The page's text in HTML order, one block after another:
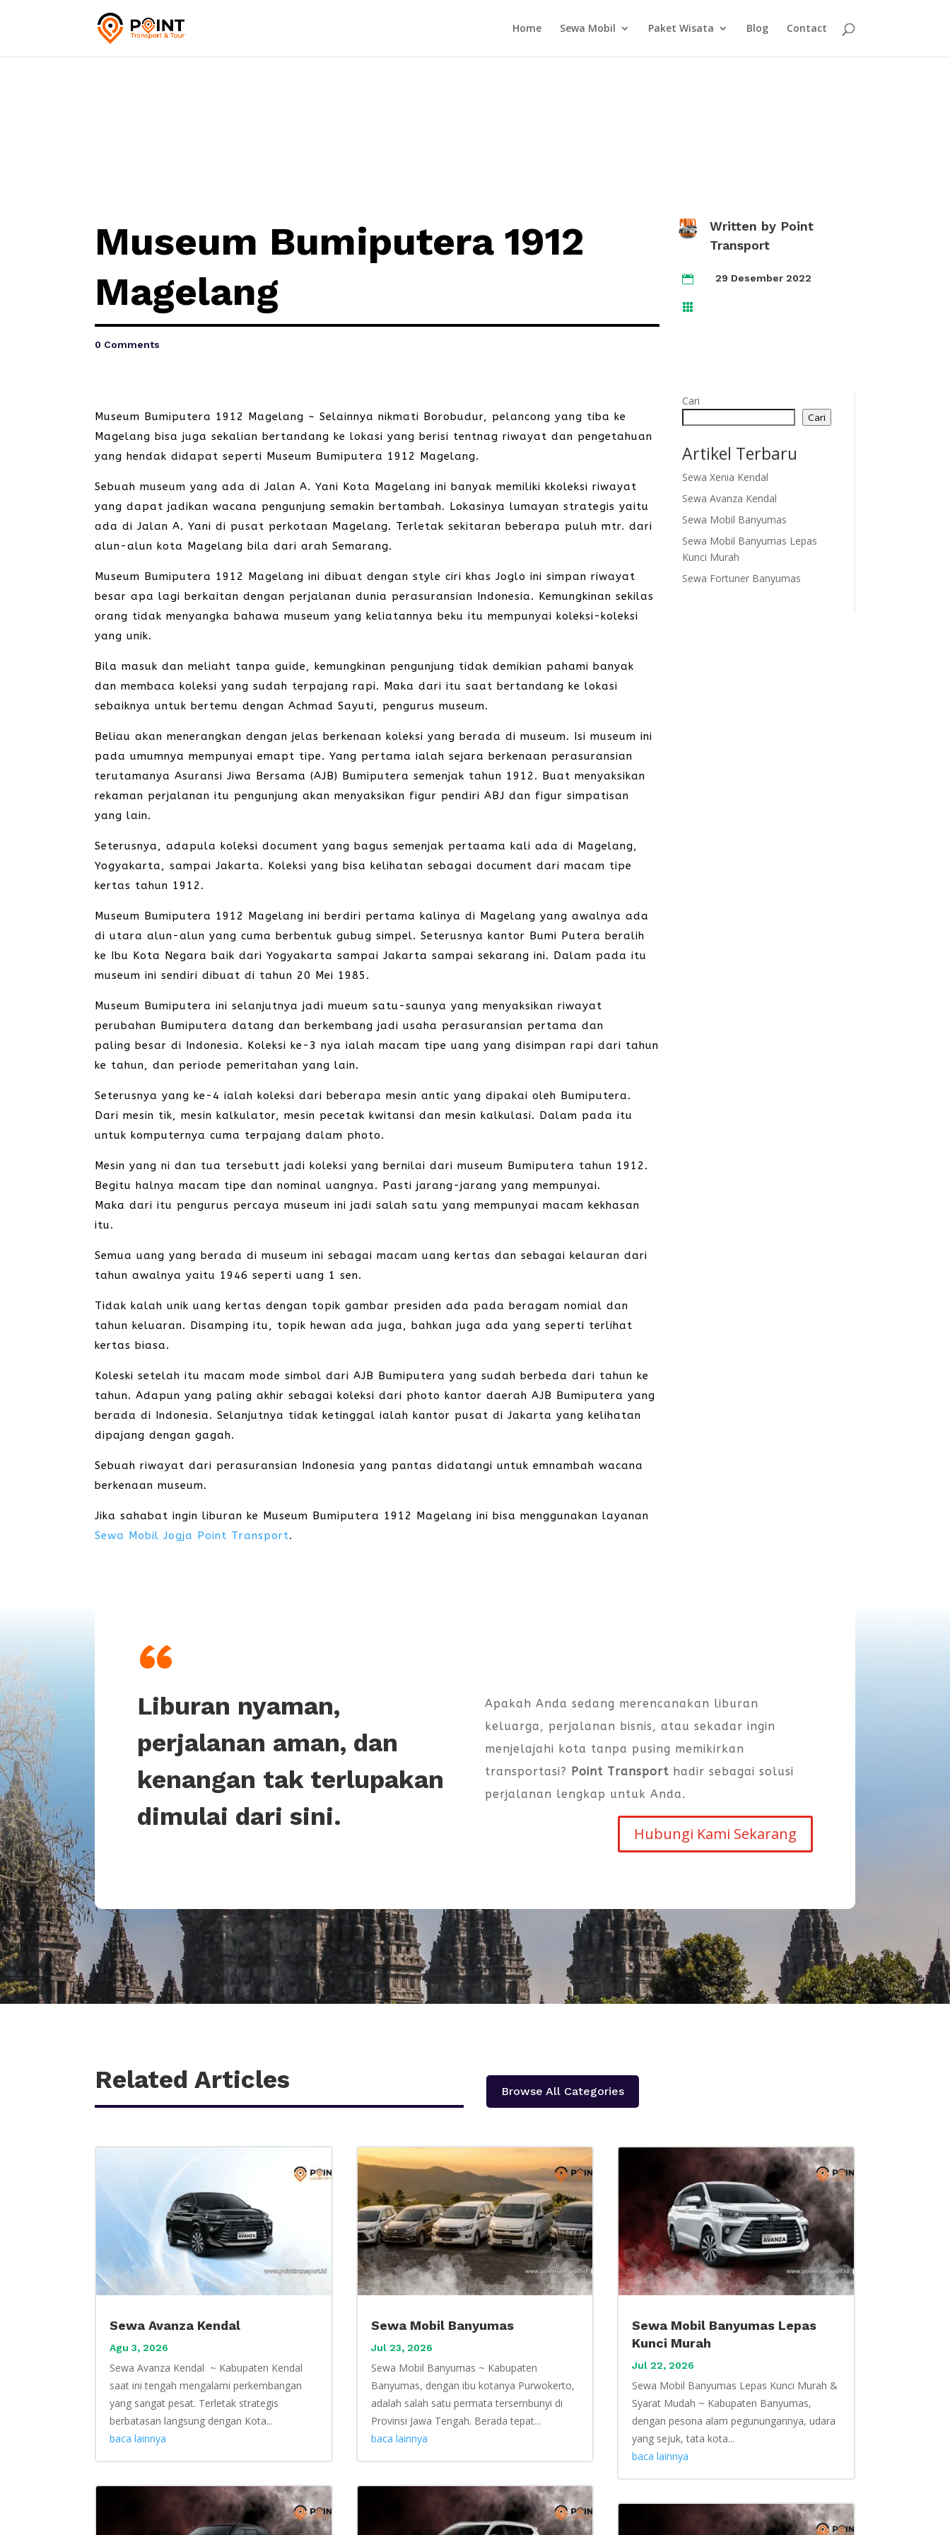
Home Sewa Mobil Paket Wisata Blog Contact
Museum Bumiputera 1912
Magelang
0 Comments
Written by Point
Transport
 29 Desember 2022

Museum Bumiputera 1912 Magelang ~ Selainnya nikmati Borobudur, pelancong yang tiba ke
Magelang bisa juga sekalian bertandang ke lokasi yang berisi tentnag riwayat dan pengetahuan
yang hendak didapat seperti Museum Bumiputera 1912 Magelang.
Sebuah museum yang ada di Jalan A. Yani Kota Magelang ini banyak memiliki kkoleksi riwayat
yang dapat jadikan wacana pengunjung semakin bertambah. Lokasinya lumayan strategis yaitu
ada di Jalan A. Yani di pusat perkotaan Magelang. Terletak sekitaran beberapa puluh mtr. dari
alun-alun kota Magelang bila dari arah Semarang.
Museum Bumiputera 1912 Magelang ini dibuat dengan style ciri khas Joglo ini simpan riwayat
besar apa lagi berkaitan dengan perjalanan dunia perasuransian Indonesia. Kemungkinan sekilas
orang tidak menyangka bahawa museum yang keliatannya beku itu mempunyai koleksi-koleksi
yang unik.
Bila masuk dan meliaht tanpa guide, kemungkinan pengunjung tidak demikian pahami banyak
dan membaca koleksi yang sudah terpajang rapi. Maka dari itu saat bertandang ke lokasi
sebaiknya untuk bertemu dengan Achmad Sayuti, pengurus museum.
Beliau akan menerangkan dengan jelas berkenaan koleksi yang berada di museum. Isi museum ini
pada umumnya mempunyai emapt tipe. Yang pertama ialah sejara berkenaan perasuransian
terutamanya Asuransi Jiwa Bersama (AJB) Bumiputera semenjak tahun 1912. Buat menyaksikan
rekaman perjalanan itu pengunjung akan menyaksikan figur pendiri ABJ dan figur simpatisan
yang lain.
Seterusnya, adapula koleksi document yang bagus semenjak pertaama kali ada di Magelang,
Yogyakarta, sampai Jakarta. Koleksi yang bisa kelihatan sebagai document dari macam tipe
kertas tahun 1912.
Museum Bumiputera 1912 Magelang ini berdiri pertama kalinya di Magelang yang awalnya ada
di utara alun-alun yang cuma berbentuk gubug simpel. Seterusnya kantor Bumi Putera beralih
ke Ibu Kota Negara baik dari Yogyakarta sampai Jakarta sampai sekarang ini. Dalam pada itu
museum ini sendiri dibuat di tahun 20 Mei 1985.
Museum Bumiputera ini selanjutnya jadi mueum satu-saunya yang menyaksikan riwayat
perubahan Bumiputera datang dan berkembang jadi usaha perasuransian pertama dan
paling besar di Indonesia. Koleksi ke-3 nya ialah macam tipe uang yang disimpan rapi dari tahun
ke tahun, dan periode pemeritahan yang lain.
Seterusnya yang ke-4 ialah koleksi dari beberapa mesin antic yang dipakai oleh Bumiputera.
Dari mesin tik, mesin kalkulator, mesin pecetak kwitansi dan mesin kalkulasi. Dalam pada itu
untuk komputernya cuma terpajang dalam photo.
Mesin yang ni dan tua tersebutt jadi koleksi yang bernilai dari museum Bumiputera tahun 1912.
Begitu halnya macam tipe dan nominal uangnya. Pasti jarang-jarang yang mempunyai.
Maka dari itu pengurus percaya museum ini jadi salah satu yang mempunyai macam kekhasan
itu.
Semua uang yang berada di museum ini sebagai macam uang kertas dan sebagai kelauran dari
tahun awalnya yaitu 1946 seperti uang 1 sen.
Tidak kalah unik uang kertas dengan topik gambar presiden ada pada beragam nomial dan
tahun keluaran. Disamping itu, topik hewan ada juga, bahkan juga ada yang seperti terlihat
kertas biasa.
Koleski setelah itu macam mode simbol dari AJB Bumiputera yang sudah berbeda dari tahun ke
tahun. Adapun yang paling akhir sebagai koleksi dari photo kantor daerah AJB Bumiputera yang
berada di Indonesia. Selanjutnya tidak ketinggal ialah kantor pusat di Jakarta yang kelihatan
dipajang dengan gagah.
Sebuah riwayat dari perasuransian Indonesia yang pantas didatangi untuk emnambah wacana
berkenaan museum.
Jika sahabat ingin liburan ke Museum Bumiputera 1912 Magelang ini bisa menggunakan layanan
Sewa Mobil Jogja Point Transport.
Cari
Cari
Artikel Terbaru
Sewa Xenia Kendal
Sewa Avanza Kendal
Sewa Mobil Banyumas
Sewa Mobil Banyumas Lepas
Kunci Murah
Sewa Fortuner Banyumas
“
Liburan nyaman,
perjalanan aman, dan
kenangan tak terlupakan
dimulai dari sini.
Apakah Anda sedang merencanakan liburan
keluarga, perjalanan bisnis, atau sekadar ingin
menjelajahi kota tanpa pusing memikirkan
transportasi? Point Transport hadir sebagai solusi
perjalanan lengkap untuk Anda.
Hubungi Kami Sekarang
Related Articles Browse All Categories
Sewa Avanza Kendal
Agu 3, 2026
Sewa Avanza Kendal ~ Kabupaten Kendal
saat ini tengah mengalami perkembangan
yang sangat pesat. Terletak strategis
berbatasan langsung dengan Kota...
baca lainnya
Sewa Mobil Banyumas
Jul 23, 2026
Sewa Mobil Banyumas ~ Kabupaten
Banyumas, dengan ibu kotanya Purwokerto,
adalah salah satu permata tersembunyi di
Provinsi Jawa Tengah. Berada tepat...
baca lainnya
Sewa Mobil Banyumas Lepas
Kunci Murah
Jul 22, 2026
Sewa Mobil Banyumas Lepas Kunci Murah &
Syarat Mudah ~ Kabupaten Banyumas,
dengan pesona alam pegunungannya, udara
yang sejuk, tata kota...
baca lainnya